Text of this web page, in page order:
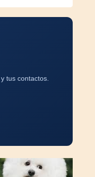
tus contactos.